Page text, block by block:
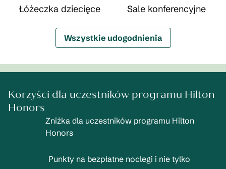
Łóżeczka dziecięce Sale konferencyjne
Wszystkie udogodnienia
Korzyści dla uczestników programu Hilton
Honors
Zniżka dla uczestników programu Hilton
Honors
Punkty na bezpłatne noclegi i nie tylko